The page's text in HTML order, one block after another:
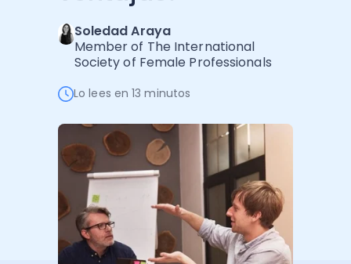
Administración Empresarial
Software Factura y Administración
Autores
Soledad Araya
Member of The International
Society of Female Professionals
Lo lees en 13 minutos